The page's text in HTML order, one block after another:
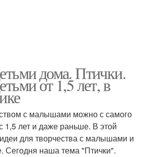
дома. Птички.
от 1,5 лет, в
с малышами можно с самого
1,5 лет и даже раньше. В этой
для творчества с малышами и
Сегодня наша тема "Птички".